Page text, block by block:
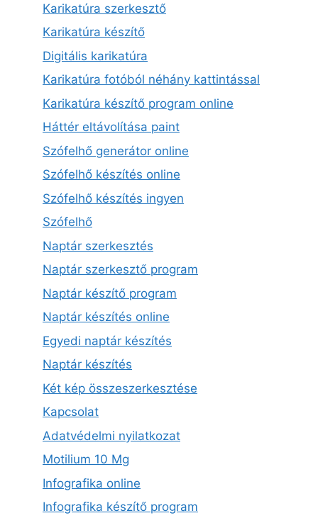
Karikatúra szerkesztő
Karikatúra készítő
Digitális karikatúra
Karikatúra fotóból néhány kattintással
Karikatúra készítő program online
Háttér eltávolítása paint
Szófelhő generátor online
Szófelhő készítés online
Szófelhő készítés ingyen
Szófelhő
Naptár szerkesztés
Naptár szerkesztő program
Naptár készítő program
Naptár készítés online
Egyedi naptár készítés
Naptár készítés
Két kép összeszerkesztése
Kapcsolat
Adatvédelmi nyilatkozat
Motilium 10 Mg
Infografika online
Infografika készítő program